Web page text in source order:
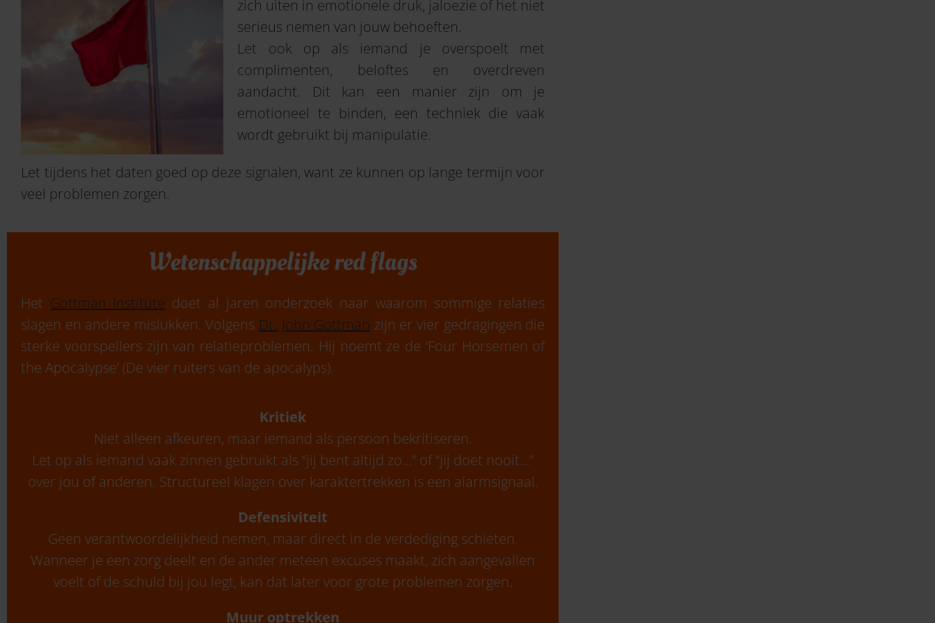
zich uiten in emotionele druk, jaloezie of het niet
serieus nemen van jouw behoeften.
Let ook op als iemand je overspoelt met
complimenten, beloftes en overdreven
aandacht. Dit kan een manier zijn om je
emotioneel te binden, een techniek die vaak
wordt gebruikt bij manipulatie.
Let tijdens het daten goed op deze signalen, want ze kunnen op lange termijn voor
veel problemen zorgen.
Wetenschappelijke red flags
Het Gottman Institute doet al jaren onderzoek naar waarom sommige relaties
slagen en andere mislukken. Volgens Dr. John Gottman zijn er vier gedragingen die
sterke voorspellers zijn van relatieproblemen. Hij noemt ze de ‘Four Horsemen of
the Apocalypse’ (De vier ruiters van de apocalyps).
Kritiek
Niet alleen afkeuren, maar iemand als persoon bekritiseren.
Let op als iemand vaak zinnen gebruikt als “jij bent altijd zo…” of “jij doet nooit…”
over jou of anderen. Structureel klagen over karaktertrekken is een alarmsignaal.
Defensiviteit
Geen verantwoordelijkheid nemen, maar direct in de verdediging schieten.
Wanneer je een zorg deelt en de ander meteen excuses maakt, zich aangevallen
voelt of de schuld bij jou legt, kan dat later voor grote problemen zorgen.
Muur optrekken